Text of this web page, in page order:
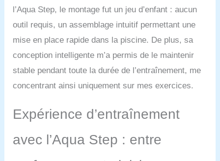
l’Aqua Step, le montage fut un jeu d’enfant : aucun
outil requis, un assemblage intuitif permettant une
mise en place rapide dans la piscine. De plus, sa
conception intelligente m’a permis de le maintenir
stable pendant toute la durée de l’entraînement, me
concentrant ainsi uniquement sur mes exercices.
Expérience d’entraînement
avec l’Aqua Step : entre